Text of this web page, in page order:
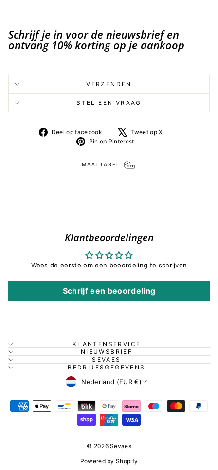
Schrijf je in voor de nieuwsbrief en
ontvang 10% korting op je aankoop
VERZENDEN
STEL EEN VRAAG
Deel op facebook
Deel
op
Tweet op X
Pin op Pinterest
MAATTABEL
Klantbeoordelingen
Wees de eerste om een beoordeling te schrijven
Schrijf een beoordeling
KLANTENSERVICE
NIEUWSBRIEF
SEVAES
BEDRIJFSGEGEVENS
Valuta
Nederland (EUR €)
© 2026 Sevaes
Powered by Shopify